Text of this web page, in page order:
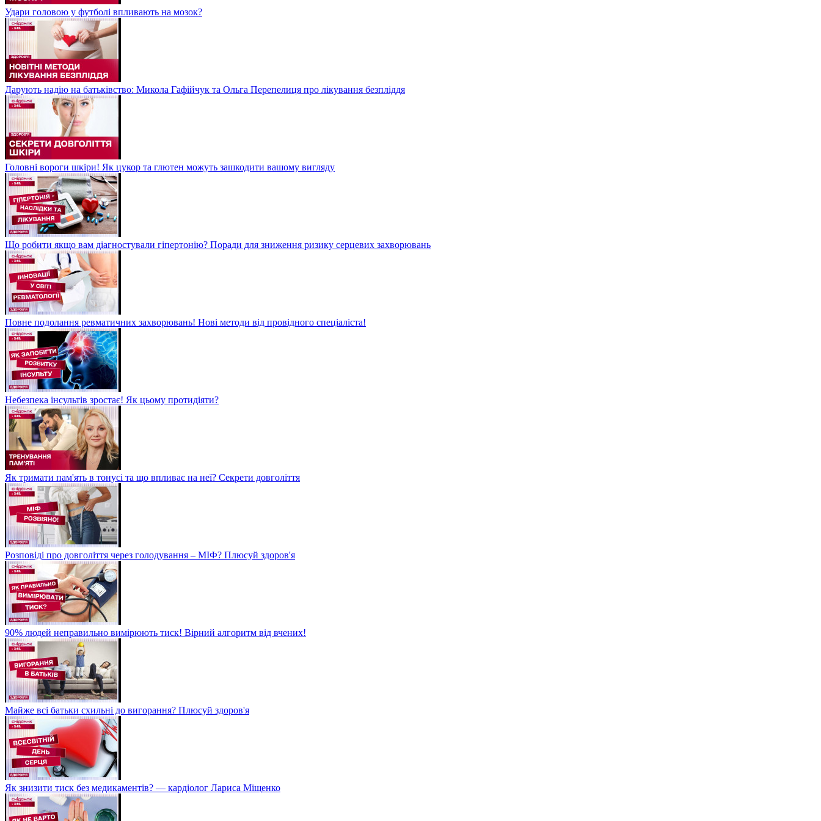
Удари головою у футболі впливають на мозок?
Дарують надію на батьківство: Микола Гафійчук та Ольга Перепелиця про лікування безпліддя
Головні вороги шкіри! Як цукор та глютен можуть зашкодити вашому вигляду
Що робити якщо вам діагностували гіпертонію? Поради для зниження ризику серцевих захворювань
Повне подолання ревматичних захворювань! Нові методи від провідного спеціаліста!
Небезпека інсультів зростає! Як цьому протидіяти?
Як тримати пам'ять в тонусі та що впливає на неї? Секрети довголіття
Розповіді про довголіття через голодування – МІФ? Плюсуй здоров'я
90% людей неправильно вимірюють тиск! Вірний алгоритм від вчених!
Майже всі батьки схильні до вигорання? Плюсуй здоров'я
Як знизити тиск без медикаментів? — кардіолог Лариса Міщенко